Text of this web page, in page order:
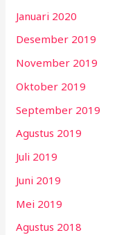
Januari 2020
Desember 2019
November 2019
Oktober 2019
September 2019
Agustus 2019
Juli 2019
Juni 2019
Mei 2019
Agustus 2018